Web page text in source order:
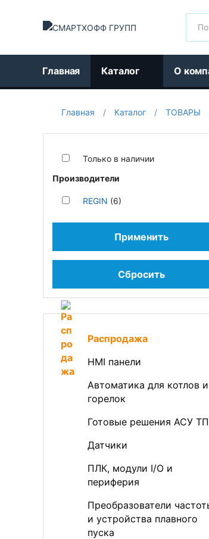
Главная Каталог О
Главная / Каталог / ТОВАРЫ
Только в наличии
Производители
REGIN (6)
Применить
Сбросить
Распродажа
HMI панели
Автоматика для котлов и
горелок
Готовые решения АСУ ТП
Датчики
ПЛК, модули I/O и
периферия
Преобразователи
и устройства плавного
пуска